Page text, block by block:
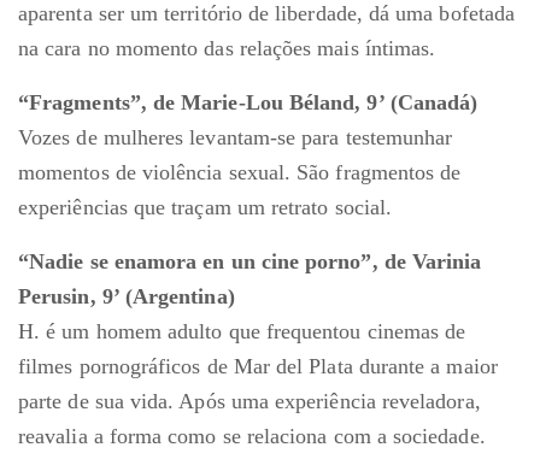
aparenta ser um território de liberdade, dá uma bofetada
na cara no momento das relações mais íntimas.
“Fragments”, de Marie-Lou Béland, 9’ (Canadá)
Vozes de mulheres levantam-se para testemunhar
momentos de violência sexual. São fragmentos de
experiências que traçam um retrato social.
“Nadie se enamora en un cine porno”, de Varinia
Perusin, 9’ (Argentina)
H. é um homem adulto que frequentou cinemas de
filmes pornográficos de Mar del Plata durante a maior
parte de sua vida. Após uma experiência reveladora,
reavalia a forma como se relaciona com a sociedade.